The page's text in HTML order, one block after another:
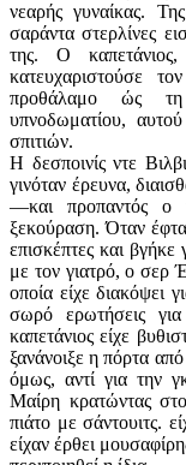
νεαρής γυναίκας.
σαράντα στερλίνες
της. Ο
κατευχαριστούσε
προθάλαμο ώς τη
υπνοδωματίου,
σπιτιών.
Η δεσποινίς ντε
γινόταν έρευνα,
—και προπαντός ο
ξεκούραση. Όταν
επισκέπτες και βγήκε
με τον γιατρό, ο σερ
οποία είχε ­διακόψει
σωρό ερωτήσεις
καπετάνιος είχε
ξανάνοιξε η πόρτα από
όμως, αντί για την
Μαίρη κρατώντας
πιάτο με σάντουιτς.
είχαν έρθει